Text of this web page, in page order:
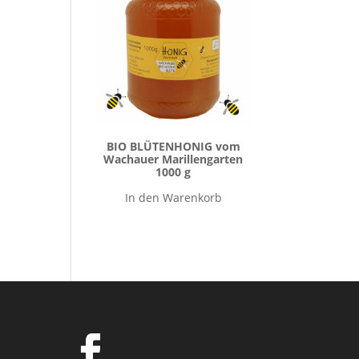
BIO BLÜTENHONIG vom
Wachauer Marillengarten
1000 g
In den Warenkorb